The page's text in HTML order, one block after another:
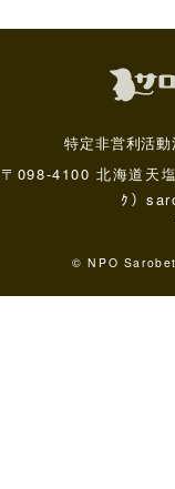
特定非営利活
〒098-4100 北海道天
ｸ）
© NPO